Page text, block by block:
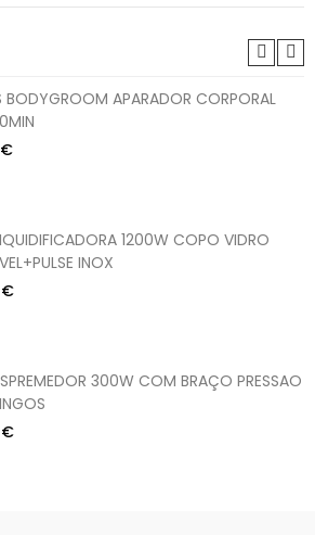
BODYGROOM APARADOR CORPORAL
1200W COPO VIDRO
INOX
€
300W COM BRAÇO PRESSAO
€